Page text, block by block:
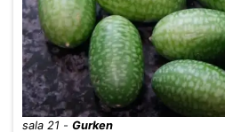
sala 21 - Gurken